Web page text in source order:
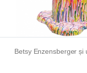
Betsy Enzensberger și